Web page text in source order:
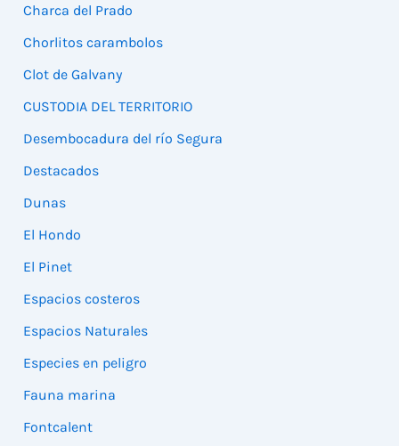
Charca del Prado
Chorlitos carambolos
Clot de Galvany
CUSTODIA DEL TERRITORIO
Desembocadura del río Segura
Destacados
Dunas
El Hondo
El Pinet
Espacios costeros
Espacios Naturales
Especies en peligro
Fauna marina
Fontcalent